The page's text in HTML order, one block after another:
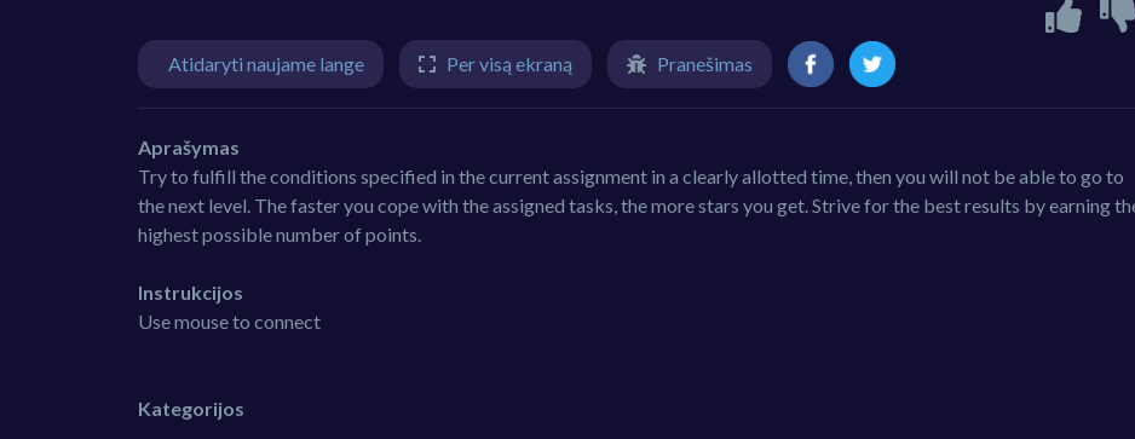
Atidaryti naujame lange Per visą ekraną Pranešimas
Aprašymas
Try to fulfill the conditions specified in the current assignment in a clearly allotted time, then you will not be able to go to
the next level. The faster you cope with the assigned tasks, the more stars you get. Strive for the best results by earning
highest possible number of points.
Instrukcijos
Use mouse to connect
Kategorijos